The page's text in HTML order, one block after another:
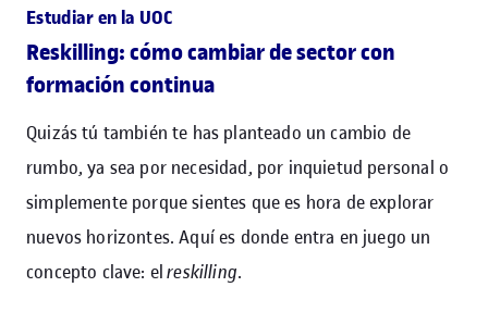
Estudiar en la UOC
Reskilling: cómo cambiar de sector con
formación continua
Quizás tú también te has planteado un cambio de
rumbo, ya sea por necesidad, por inquietud personal o
simplemente porque sientes que es hora de explorar
nuevos horizontes. Aquí es donde entra en juego un
concepto clave: elreskilling.